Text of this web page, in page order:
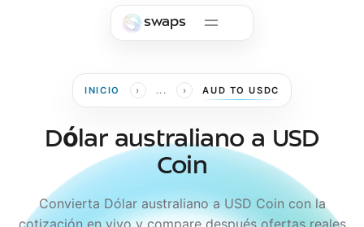
swaps
INICIO › ... › AUD TO USDC
Dólar australiano a USD
Coin
Convierta Dólar australiano a USD Coin con la
cotización en vivo y compare después ofertas reales